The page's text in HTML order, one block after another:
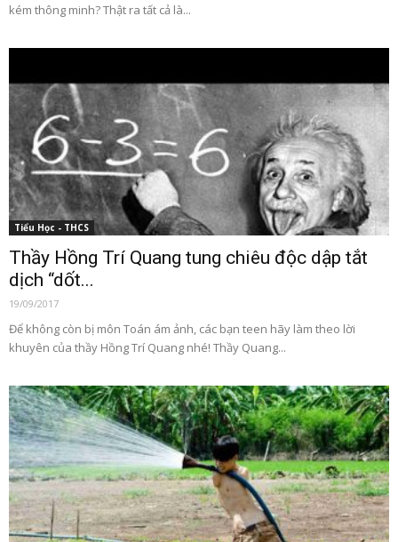
kém thông minh? Thật ra tất cả là...
Tiểu Học - THCS
Thầy Hồng Trí Quang tung chiêu độc dập tắt
dịch “dốt...
19/09/2017
Để không còn bị môn Toán ám ảnh, các bạn teen hãy làm theo lời
khuyên của thầy Hồng Trí Quang nhé! Thầy Quang...